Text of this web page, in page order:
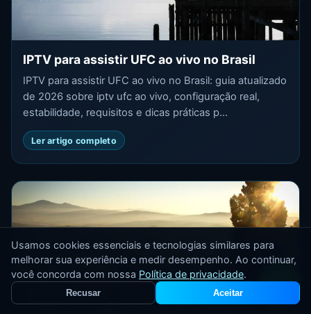
IPTV para assistir UFC ao vivo no Brasil
IPTV para assistir UFC ao vivo no Brasil: guia atualizado
de 2026 sobre iptv ufc ao vivo, configuração real,
estabilidade, requisitos e dicas práticas p...
Ler artigo completo
Usamos cookies essenciais e tecnologias similares para
melhorar sua experiência e medir desempenho. Ao continuar,
você concorda com nossa Política de privacidade.
Recusar Aceitar